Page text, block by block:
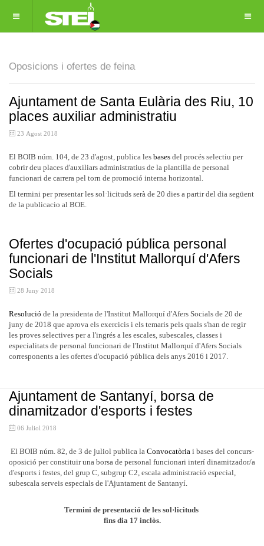
Oposicions i ofertes de feina
Ajuntament de Santa Eulària des Riu, 10
places auxiliar administratiu
23 Agost 2018
El BOIB núm. 104, de 23 d'agost, publica les bases del procés selectiu per
cobrir deu places d'auxiliars administratius de la plantilla de personal
funcionari de carrera pel torn de promoció interna horizontal.
El termini per presentar les sol·licituds serà de 20 dies a partir del dia següent
de la publicacio al BOE.
Ofertes d'ocupació pública personal
funcionari de l'Institut Mallorquí d'Afers
Socials
28 Juny 2018
Resolució de la presidenta de l'Institut Mallorquí d'Afers Socials de 20 de
juny de 2018 que aprova els exercicis i els temaris pels quals s'han de regir
les proves selectives per a l'ingrés a les escales, subescales, classes i
especialitats de personal funcionari de l'Institut Mallorquí d'Afers Socials
corresponents a les ofertes d'ocupació pública dels anys 2016 i 2017.
Ajuntament de Santanyí, borsa de
dinamitzador d'esports i festes
06 Juliol 2018
El BOIB núm. 82, de 3 de juliol publica la Convocatòria i bases del concurs-
oposició per constituir una borsa de personal funcionari interí dinamitzador/a
d'esports i festes, del grup C, subgrup C2, escala administració especial,
subescala serveis especials de l'Ajuntament de Santanyí.
Termini de presentació de les sol·licituds
fins dia 17 inclòs.